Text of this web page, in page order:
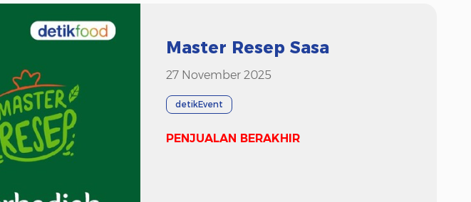
Master Resep Sasa
27 November 2025
detikEvent
PENJUALAN BERAKHIR